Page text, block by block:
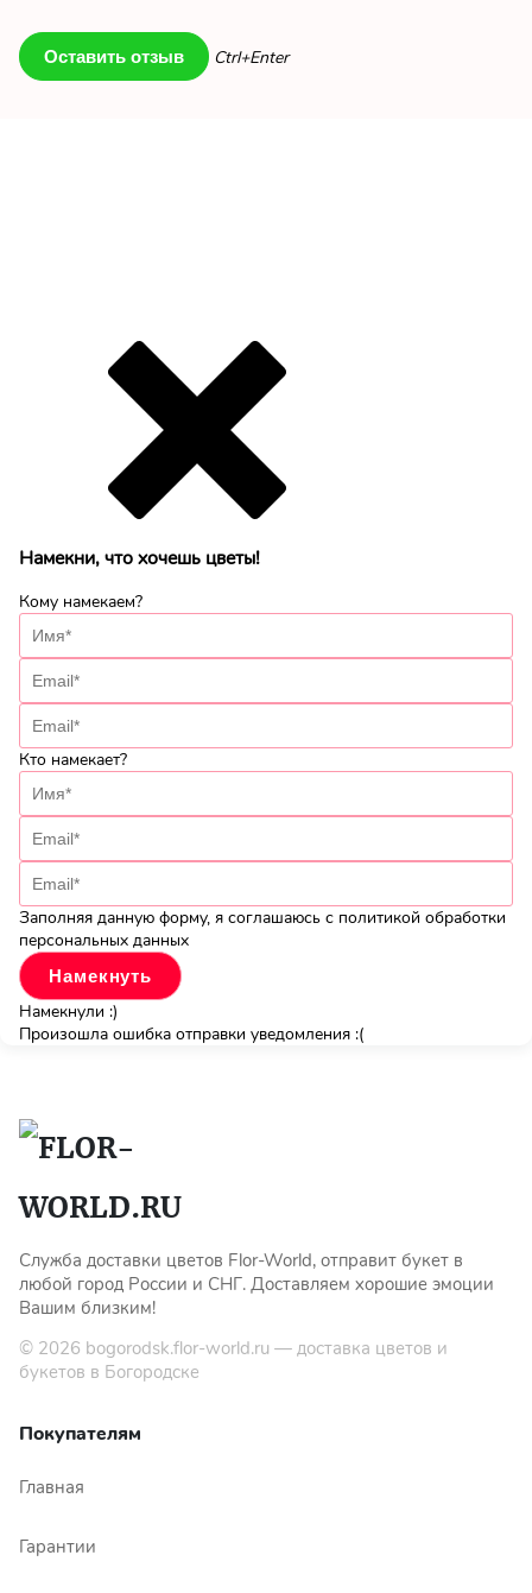
Ctrl+Enter
Намекни, что хочешь цветы!
Кому намекаем?
Кто намекает?
Заполняя данную форму, я соглашаюсь с политикой обработки
персональных данных
Намекнули :)
Произошла ошибка отправки уведомления :(
Служба доставки цветов Flor-World, отправит букет в
любой город России и СНГ. Доставляем хорошие эмоции
Вашим близким!
© 2026 bogorodsk.flor-world.ru — доставка цветов и
букетов в Богородске
Покупателям
Главная
Гарантии